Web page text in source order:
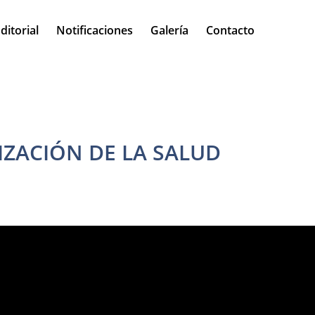
Notificaciones Galería Contacto
DE LA SALUD